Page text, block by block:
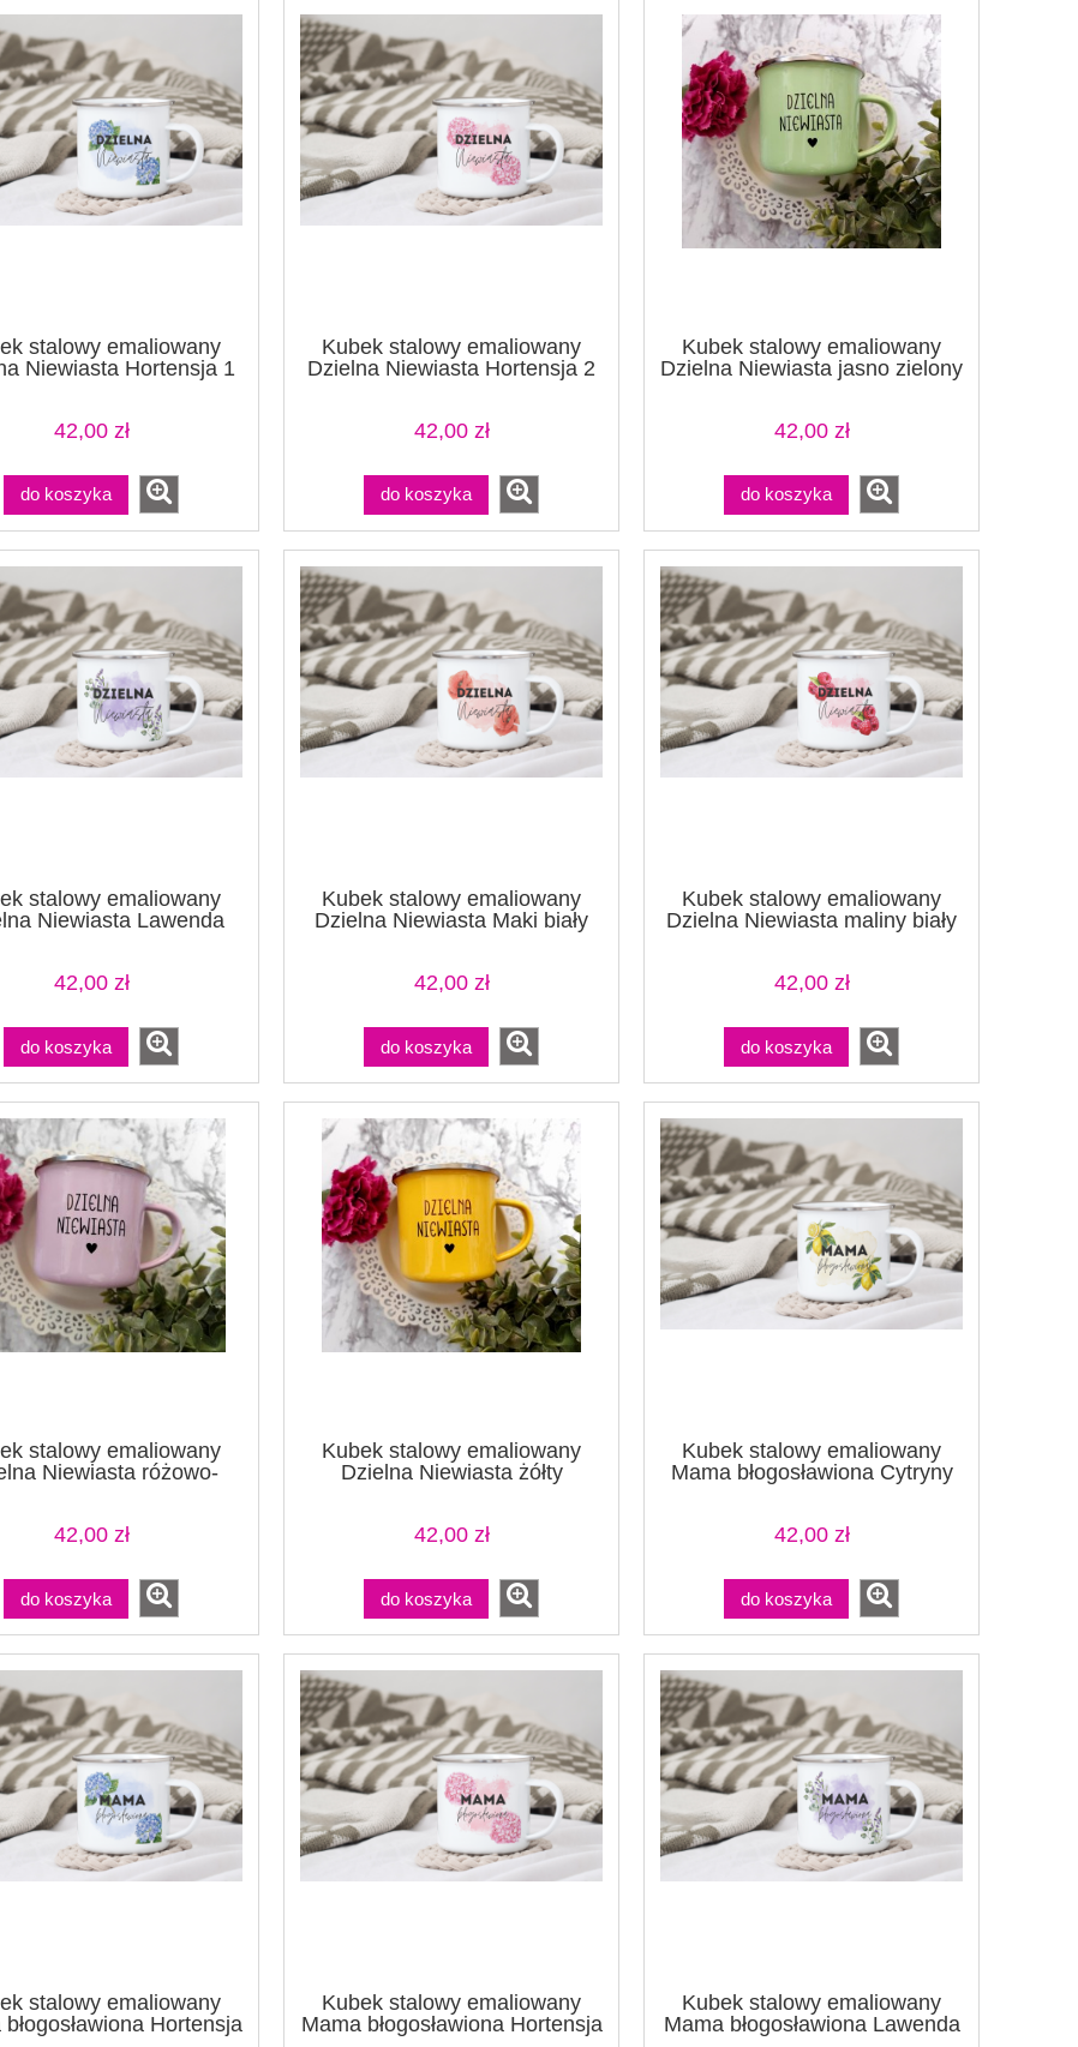
stalowy emaliowany
Niewiasta Hortensja 1
42,00 zł
do koszyka
Kubek stalowy emaliowany
Dzielna Niewiasta Hortensja 2
42,00 zł
do koszyka
Kubek stalowy emaliowany
Dzielna Niewiasta jasno zielony
42,00 zł
do koszyka
stalowy emaliowany
Niewiasta Lawenda
42,00 zł
do koszyka
Kubek stalowy emaliowany
Dzielna Niewiasta Maki biały
42,00 zł
do koszyka
Kubek stalowy emaliowany
Dzielna Niewiasta maliny biały
42,00 zł
do koszyka
stalowy emaliowany
Niewiasta różowo-
42,00 zł
do koszyka
Kubek stalowy emaliowany
Dzielna Niewiasta żółty
42,00 zł
do koszyka
Kubek stalowy emaliowany
Mama błogosławiona Cytryny
42,00 zł
do koszyka
stalowy emaliowany
Hortensja
Kubek stalowy emaliowany
Mama błogosławiona Hortensja
Kubek stalowy emaliowany
Mama błogosławiona Lawenda